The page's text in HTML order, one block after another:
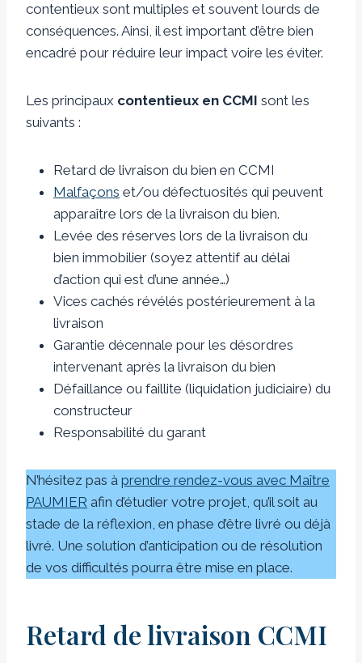
contentieux sont multiples et souvent lourds de
conséquences. Ainsi, il est important d’être bien
encadré pour réduire leur impact voire les éviter.
Les principaux contentieux en CCMI sont les
suivants :
Retard de livraison du bien en CCMI
Malfaçons et/ou défectuosités qui peuvent
apparaître lors de la livraison du bien.
Levée des réserves lors de la livraison du
bien immobilier (soyez attentif au délai
d’action qui est d’une année…)
Vices cachés révélés postérieurement à la
livraison
Garantie décennale pour les désordres
intervenant après la livraison du bien
Défaillance ou faillite (liquidation judiciaire) du
constructeur
Responsabilité du garant
N’hésitez pas à prendre rendez-vous avec Maître
PAUMIER afin d’étudier votre projet, qu’il soit au
stade de la réflexion, en phase d’être livré ou déjà
livré. Une solution d’anticipation ou de résolution
de vos difficultés pourra être mise en place.
Retard de livraison CCMI